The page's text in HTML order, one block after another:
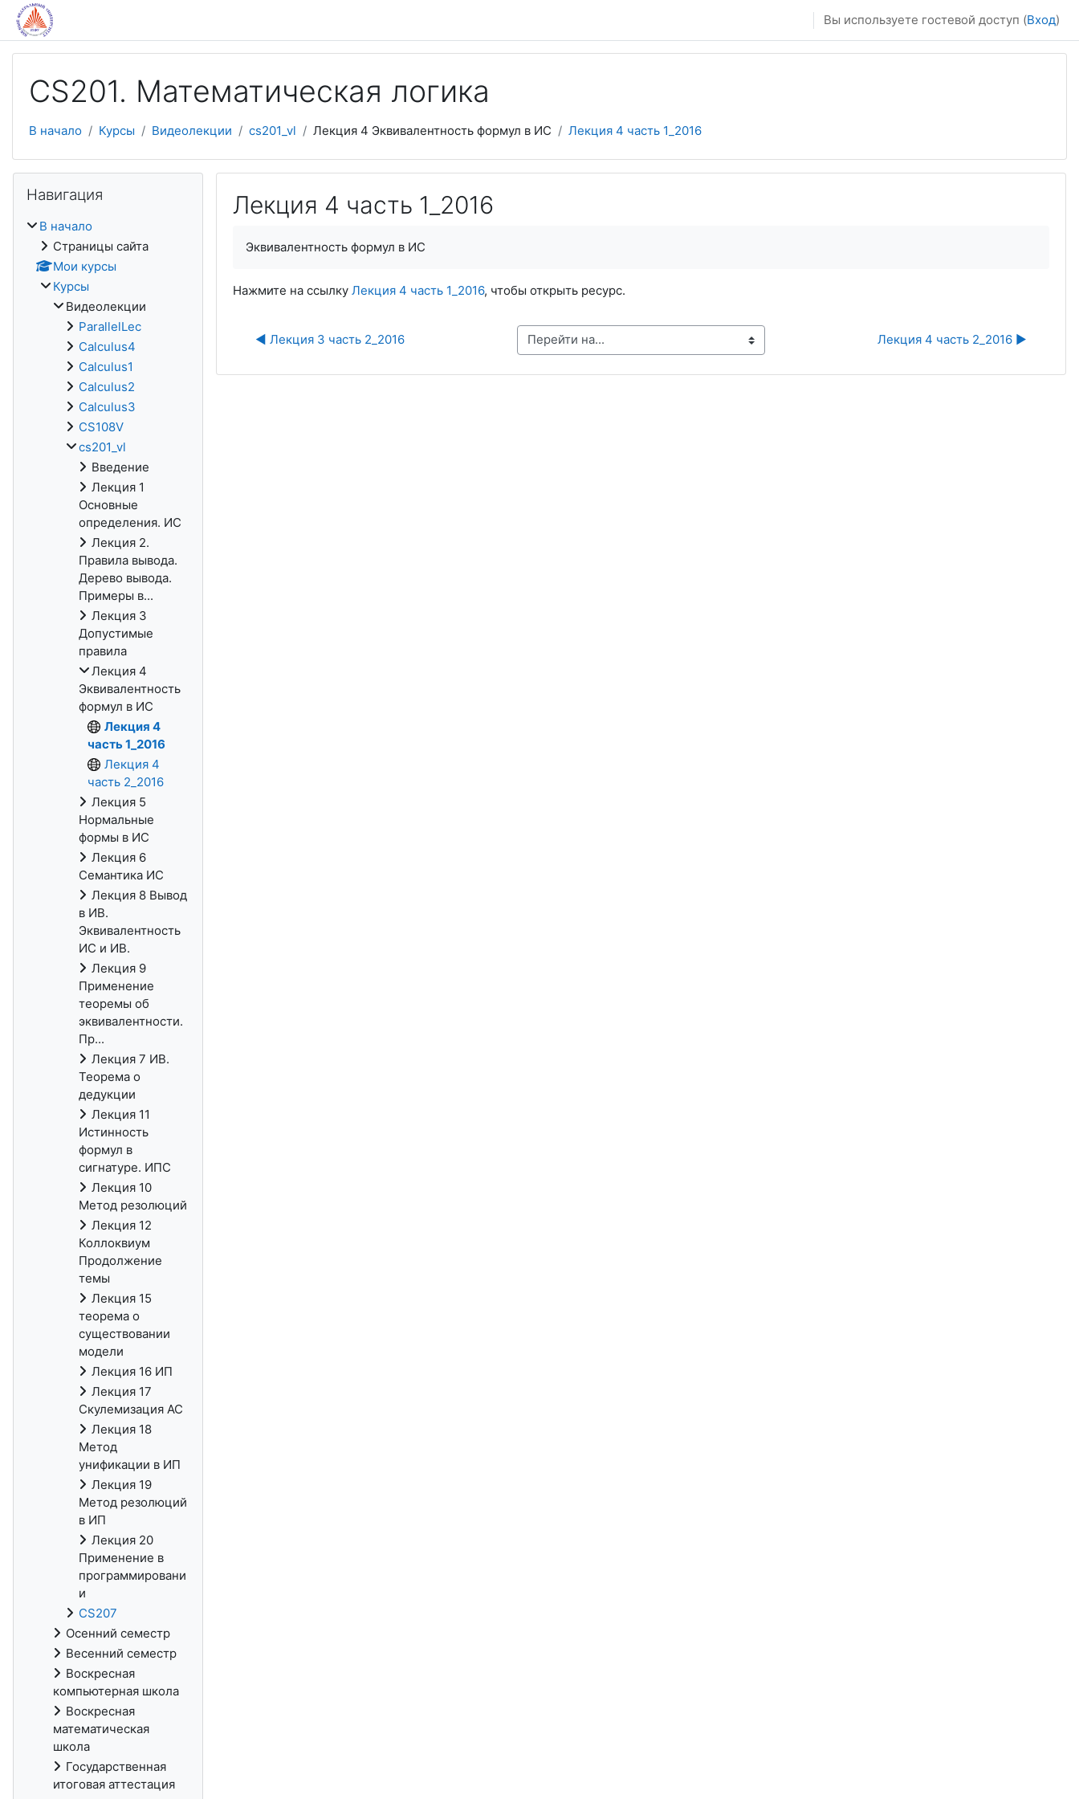
Перейти к основному содержанию
Вы используете гостевой доступ (Вход)
CS201. Математическая логика
В начало Курсы Видеолекции cs201_vl Лекция 4 Эквивалентность формул в ИС Лекция 4 часть 1_2016
Лекция 4 часть 1_2016
Эквивалентность формул в ИС
Нажмите на ссылку Лекция 4 часть 1_2016, чтобы открыть ресурс.
◀︎ Лекция 3 часть 2_2016 Перейти на... Лекция 4 часть 2_2016 ▶︎
Навигация
В начало
Страницы сайта
Мои курсы
Курсы
Видеолекции
ParallelLec
Calculus4
Calculus1
Calculus2
Calculus3
CS108V
cs201_vl
Введение
Лекция 1
Основные
определения. ИС
Лекция 2.
Правила вывода.
Дерево вывода.
Примеры в...
Лекция 3
Допустимые
правила
Лекция 4
Эквивалентность
формул в ИС
Лекция 4
часть 1_2016
Лекция 4
часть 2_2016
Лекция 5
Нормальные
формы в ИС
Лекция 6
Семантика ИС
Лекция 8 Вывод
в ИВ.
Эквивалентность
ИС и ИВ.
Лекция 9
Применение
теоремы об
эквивалентности.
Пр...
Лекция 7 ИВ.
Теорема о
дедукции
Лекция 11
Истинность
формул в
сигнатуре. ИПС
Лекция 10
Метод резолюций
Лекция 12
Коллоквиум
Продолжение
темы
Лекция 15
теорема о
существовании
модели
Лекция 16 ИП
Лекция 17
Скулемизация АС
Лекция 18
Метод
унификации в ИП
Лекция 19
Метод резолюций
в ИП
Лекция 20
Применение в
программировани
и
CS207
Осенний семестр
Весенний семестр
Воскресная
компьютерная школа
Воскресная
математическая
школа
Государственная
итоговая аттестация